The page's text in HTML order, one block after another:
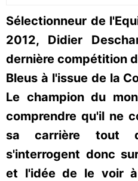
Sélectionneur de
2012, Didier
dernière compétition
Bleus à l'issue de la
Le champion du
comprendre qu'il ne
sa carrière tout
s'interrogent donc
et l'idée de le voir